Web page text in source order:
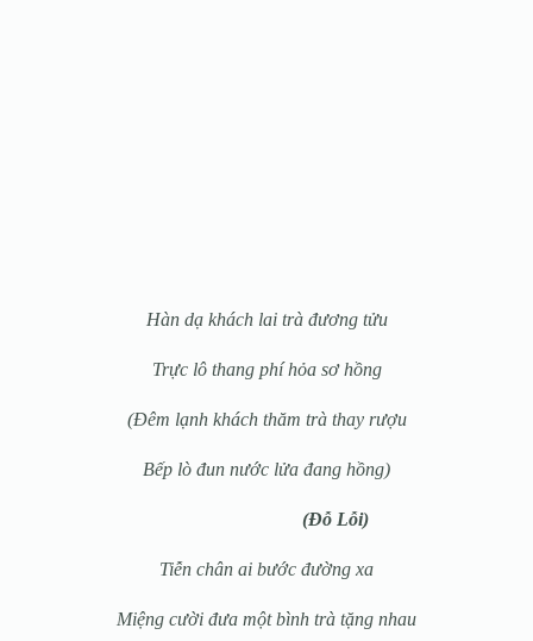
Hàn dạ khách lai trà đương tửu
Trực lô thang phí hỏa sơ hồng
(Đêm lạnh khách thăm trà thay rượu
Bếp lò đun nước lửa đang hồng)
(Đỗ Lỗi)
Tiễn chân ai bước đường xa
Miệng cười đưa một bình trà tặng nhau